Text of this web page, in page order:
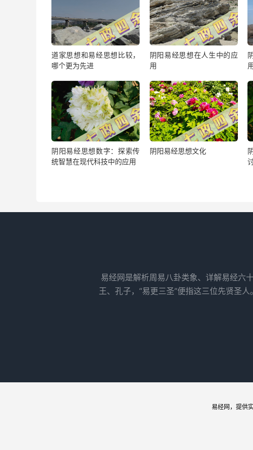
道家思想和易经思想比较，
哪个更为先进
阴阳易经思想在人生中的应
用
用
阴阳易经思想数字：探索传
统智慧在现代科技中的应用
阴阳易经思想文化
易经网是解析周易八卦类象、详解易经六
王、孔子，“易更三圣”便指这三位先贤圣
易经网 ，提供